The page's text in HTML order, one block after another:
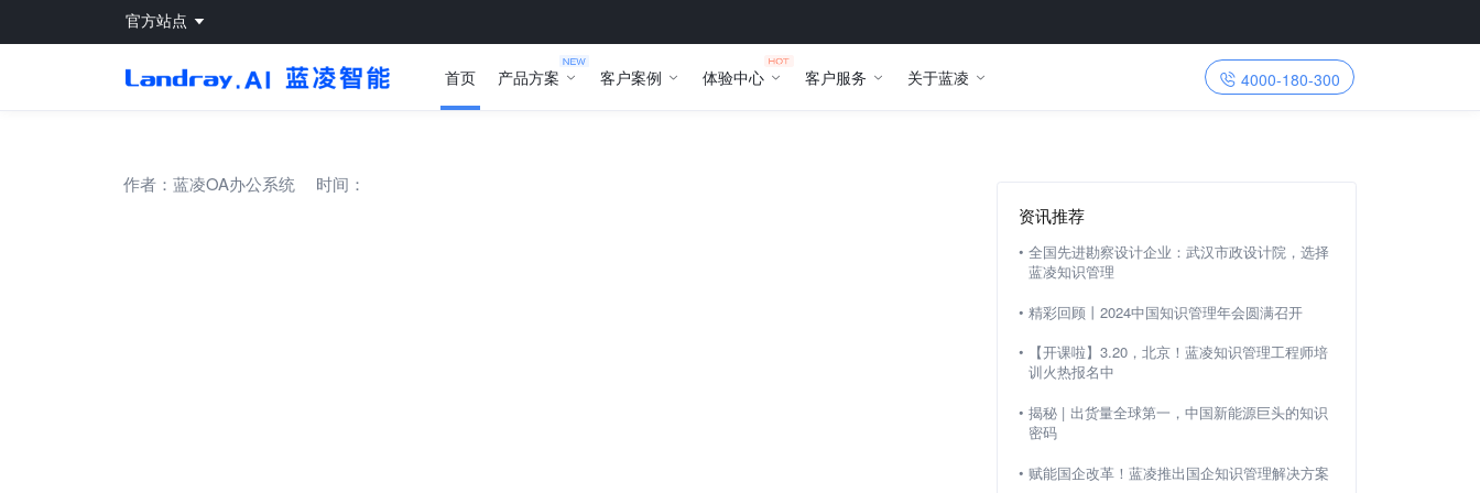
官方站点
首页 产品方案 客户案例 体验中心 客户服务 关于蓝凌 4000-180-300
作者： 蓝凌OA办公系统
时间：
资讯推荐
• 全国先进勘察设计企业：武汉市政设计院，选择
蓝凌知识管理
• 精彩回顾丨2024中国知识管理年会圆满召开
•
【开课啦】3.20，北京！蓝凌知识管理工程师培
训火热报名中
• 揭秘 | 出货量全球第一，中国新能源巨头的知识
密码
• 赋能国企改革！蓝凌推出国企知识管理解决方案